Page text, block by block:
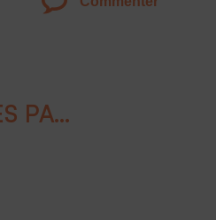
PER : OUTIL CENTRAL DES STRATÉGIES PATRIMONIALES MODERNES